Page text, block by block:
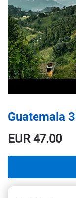
Guatemala
EUR47.00